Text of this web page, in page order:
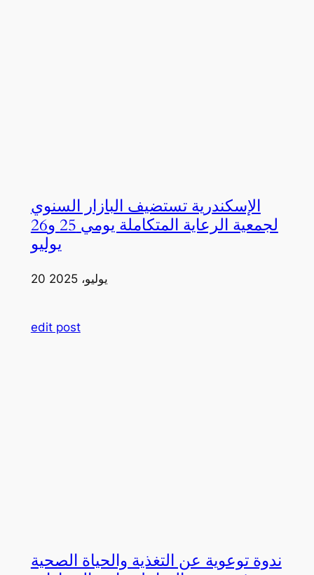
الإسكندرية تستضيف البازار السنوي
لجمعية الرعاية المتكاملة يومي 25 و26
يوليو
20 يوليو، 2025
edit post
ندوة توعوية عن التغذية والحياة الصحية